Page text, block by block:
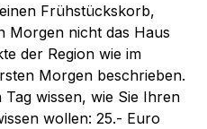
Frühstückskorb,
Morgen nicht das Haus
der Region wie im
Morgen beschrieben.
wissen, wie Sie Ihren
wollen: 25.- Euro